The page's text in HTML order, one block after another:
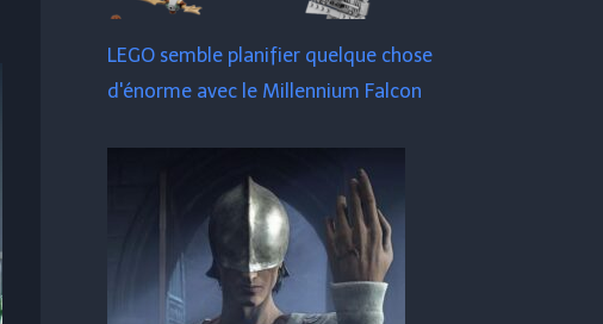
LEGO semble planifier quelque chose
d'énorme avec le Millennium Falcon